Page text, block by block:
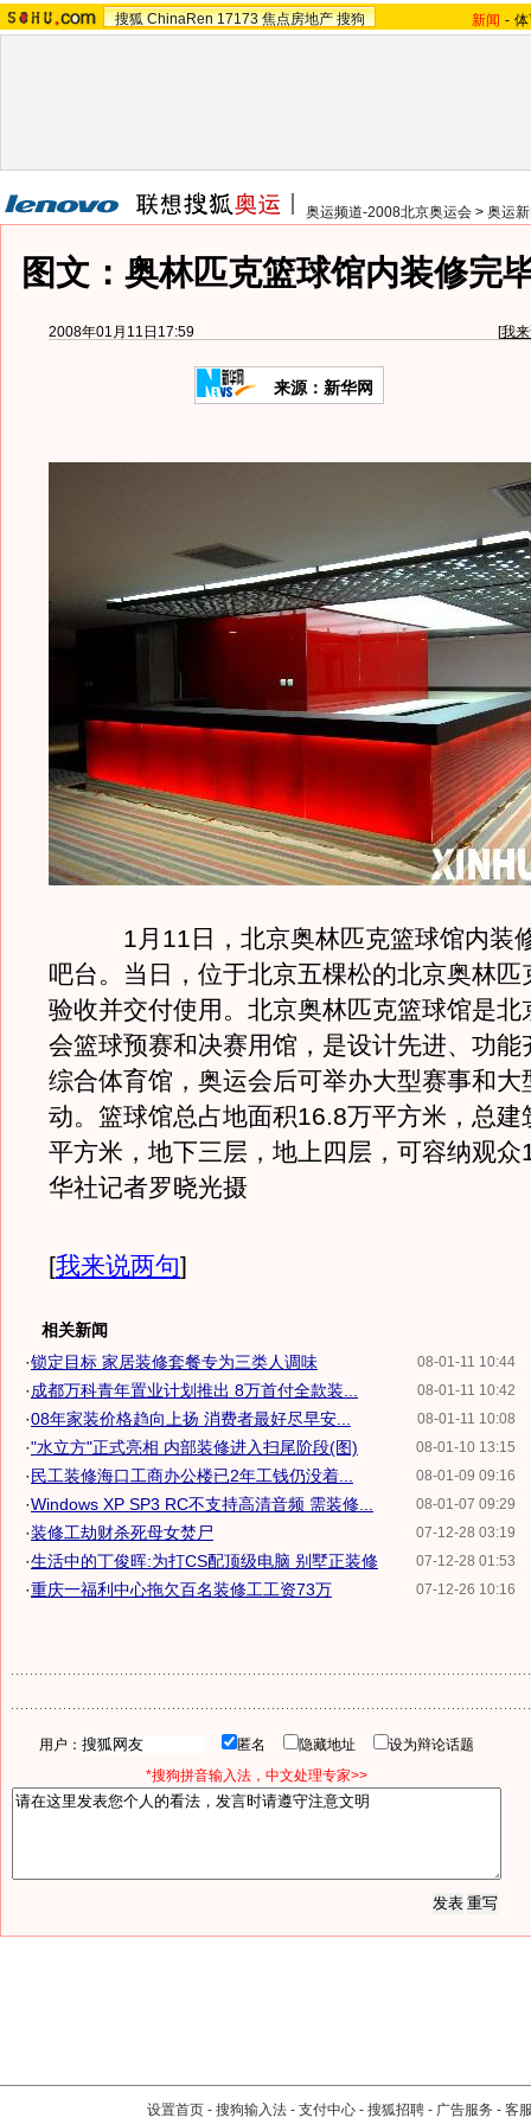
搜狐 ChinaRen 17173 焦点房地产 搜狗 新闻 -
奥运频道-2008北京奥运会 > 奥运
图文：奥林匹克篮球馆内装修完
2008年01月11日17:59 [我
来源：新华网
1月11日，北京奥林匹克篮球馆内装
吧台。当日，位于北京五棵松的北京奥林匹
验收并交付使用。北京奥林匹克篮球馆是
会篮球预赛和决赛用馆，是设计先进、功能
综合体育馆，奥运会后可举办大型赛事和大
动。篮球馆总占地面积16.8万平方米，总建
平方米，地下三层，地上四层，可容纳观众
华社记者罗晓光摄
[我来说两句]
相关新闻
08-01-11 10:44
·锁定目标 家居装修套餐专为三类人调味
08-01-11 10:42
·成都万科青年置业计划推出 8万首付全款装...
08-01-11 10:08
·08年家装价格趋向上扬 消费者最好尽早安...
08-01-10 13:15
·"水立方"正式亮相 内部装修进入扫尾阶段(图)
08-01-09 09:16
· 民工装修海口工商办公楼已2年工钱仍没着...
08-01-07 09:29
·Windows XP SP3 RC不支持高清音频 需装修...
07-12-28 03:19
·装修工劫财杀死母女焚尸
07-12-28 01:53
·生活中的丁俊晖:为打CS配顶级电脑 别墅正装修
07-12-26 10:16
·重庆一福利中心拖欠百名装修工工资73万
用户： 匿名 隐藏地址
设为辩论话题
*搜狗拼音输入法，中文处理专家>>
设置首页 - 搜狗输入法 - 支付中心 - 搜狐招聘 - 广告服务 - 客